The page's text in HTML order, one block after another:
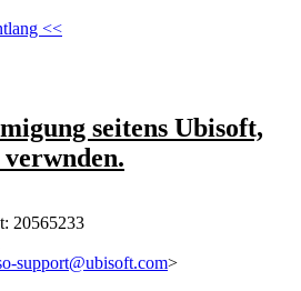
<<
seitens Ubisoft,
20565233
support@ubisoft.com>